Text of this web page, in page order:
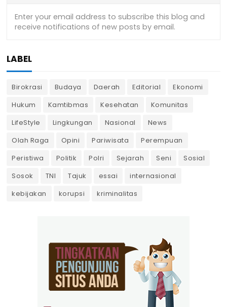
LABEL
Birokrasi Budaya Daerah Editorial
Ekonomi
Hukum
Kamtibmas Kesehatan
Komunitas
LifeStyle
Lingkungan Nasional
News
Olah Raga
Opini Pariwisata
Perempuan
Peristiwa
Politik Polri Sejarah Seni
Sosial
Sosok
TNI Tajuk essai
internasional
kebijakan
korupsi kriminalitas